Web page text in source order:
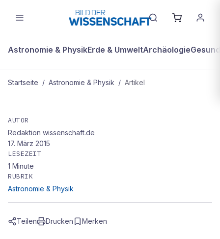
Astronomie & PhysikErde & UmweltArchäologie
Startseite / Astronomie & Physik / Artikel
Direkter Blick ins Sonnenfeuer
AUTOR
Redaktion wissenschaft.de
17. März 2015
LESEZEIT
1 Minute
RUBRIK
Astronomie & Physik
Teilen Drucken Merken